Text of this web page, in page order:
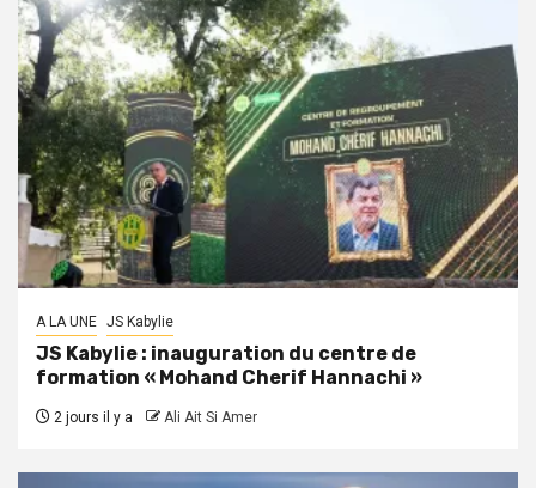
A LA UNE JS Kabylie
JS Kabylie : inauguration du centre de
formation « Mohand Cherif Hannachi »
2 jours il y a Ali Ait Si Amer